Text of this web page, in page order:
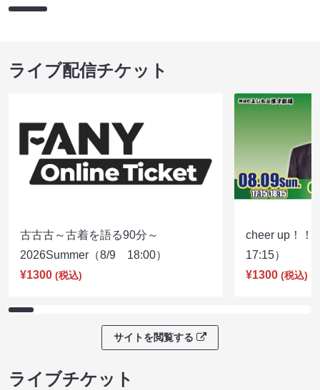
ライブ配信チケット
古古古～古着を語る90分～
2026Summer（8/9 18:00）
¥1300 (税込)
cheer up！
17:15）
¥1300 (税込)
サイトを閲覧する
ライブチケット